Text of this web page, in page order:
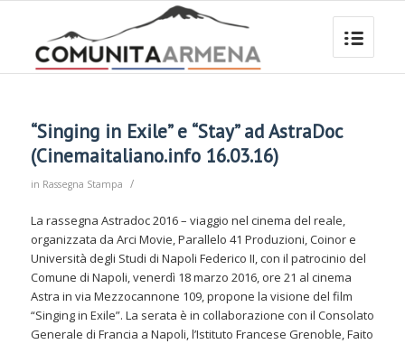
“Singing in Exile” e “Stay” ad AstraDoc
(Cinemaitaliano.info 16.03.16)
in Rassegna Stampa /
La rassegna Astradoc 2016 – viaggio nel cinema del reale,
organizzata da Arci Movie, Parallelo 41 Produzioni, Coinor e
Università degli Studi di Napoli Federico II, con il patrocinio del
Comune di Napoli, venerdì 18 marzo 2016, ore 21 al cinema
Astra in via Mezzocannone 109, propone la visione del film
“Singing in Exile”. La serata è in collaborazione con il Consolato
Generale di Francia a Napoli, l’Istituto Francese Grenoble, Faito